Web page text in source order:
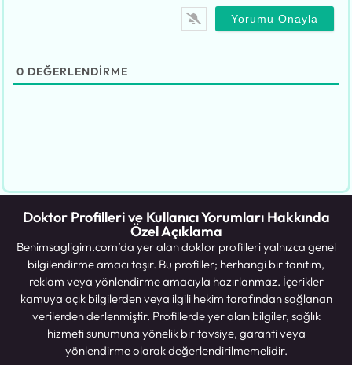
0 DEĞERLENDIRME
Doktor Profilleri ve Kullanıcı Yorumları Hakkında
Özel Açıklama
Benimsagligim.com’da yer alan doktor profilleri yalnızca genel
bilgilendirme amacı taşır. Bu profiller; herhangi bir tanıtım,
reklam veya yönlendirme amacıyla hazırlanmaz. İçerikler
kamuya açık bilgilerden veya ilgili hekim tarafından sağlanan
verilerden derlenmiştir. Profillerde yer alan bilgiler, sağlık
hizmeti sunumuna yönelik bir tavsiye, garanti veya
yönlendirme olarak değerlendirilmemelidir.